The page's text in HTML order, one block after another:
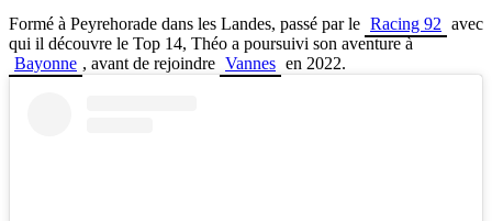
Formé à Peyrehorade dans les Landes, passé par le Racing 92 avec
qui il découvre le Top 14, Théo a poursuivi son aventure à
Bayonne , avant de rejoindre Vannes en 2022.